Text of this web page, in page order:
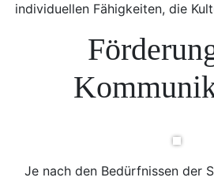
individuellen Fähigkeiten, die
Je nach den Bedürfnissen der